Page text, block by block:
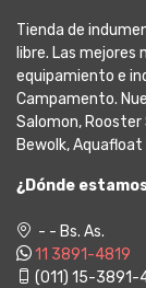
Tienda de
libre. Las
equipamiento e
Campamento.
Salomon, Rooster
Bewolk,
¿Dónde
- - Bs. As.
11 3891-4819
(011) 15-3891-